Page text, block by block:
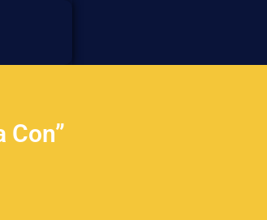
Con”